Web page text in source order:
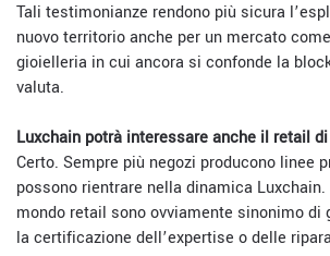
Tali testimonianze rendono più sicura
nuovo territorio anche per un mercato
gioielleria in cui ancora si confonde la
valuta.
Luxchain potrà interessare anche il retail
Certo. Sempre più negozi producono linee
possono rientrare nella dinamica
mondo retail sono ovviamente sinonimo di
la certificazione dell’expertise o delle